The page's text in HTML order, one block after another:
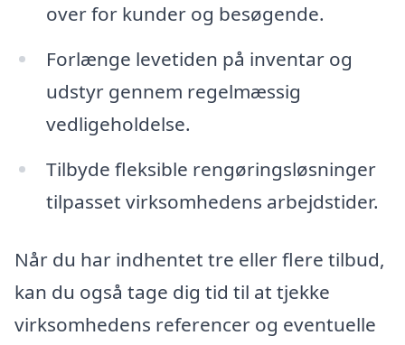
over for kunder og besøgende.
Forlænge levetiden på inventar og
udstyr gennem regelmæssig
vedligeholdelse.
Tilbyde fleksible rengøringsløsninger
tilpasset virksomhedens arbejdstider.
Når du har indhentet tre eller flere tilbud,
kan du også tage dig tid til at tjekke
virksomhedens referencer og eventuelle